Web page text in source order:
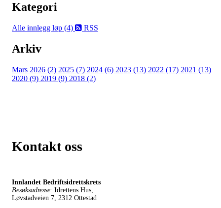
Kategori
Alle innlegg løp (4) RSS
Arkiv
Mars 2026 (2) 2025 (7) 2024 (6) 2023 (13) 2022 (17) 2021 (13)
2020 (9) 2019 (9) 2018 (2)
Kontakt oss
Innlandet Bedriftsidrettskrets
Besøksadresse: Idrettens Hus,
Løvstadveien 7, 2312 Ottestad